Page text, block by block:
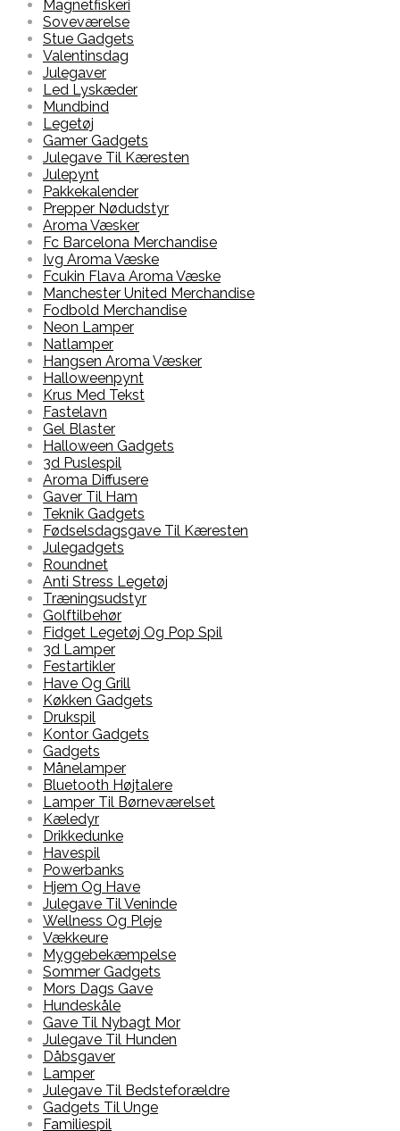
Magnetfiskeri
Soveværelse
Stue Gadgets
Valentinsdag
Julegaver
Led Lyskæder
Mundbind
Legetøj
Gamer Gadgets
Julegave Til Kæresten
Julepynt
Pakkekalender
Prepper Nødudstyr
Aroma Væsker
Fc Barcelona Merchandise
Ivg Aroma Væske
Fcukin Flava Aroma Væske
Manchester United Merchandise
Fodbold Merchandise
Neon Lamper
Natlamper
Hangsen Aroma Væsker
Halloweenpynt
Krus Med Tekst
Fastelavn
Gel Blaster
Halloween Gadgets
3d Puslespil
Aroma Diffusere
Gaver Til Ham
Teknik Gadgets
Fødselsdagsgave Til Kæresten
Julegadgets
Roundnet
Anti Stress Legetøj
Træningsudstyr
Golftilbehør
Fidget Legetøj Og Pop Spil
3d Lamper
Festartikler
Have Og Grill
Køkken Gadgets
Drukspil
Kontor Gadgets
Gadgets
Månelamper
Bluetooth Højtalere
Lamper Til Børneværelset
Kæledyr
Drikkedunke
Havespil
Powerbanks
Hjem Og Have
Julegave Til Veninde
Wellness Og Pleje
Vækkeure
Myggebekæmpelse
Sommer Gadgets
Mors Dags Gave
Hundeskåle
Gave Til Nybagt Mor
Julegave Til Hunden
Dåbsgaver
Lamper
Julegave Til Bedsteforældre
Gadgets Til Unge
Familiespil